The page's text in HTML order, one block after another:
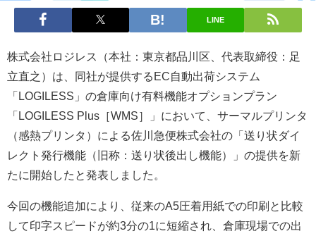
LINE
株式会社ロジレス（本社：東京都品川区、代表取締役：足
立直之）は、同社が提供するEC自動出荷システム
「LOGILESS」の倉庫向け有料機能オプションプラン
「LOGILESS Plus［WMS］」において、サーマルプリンタ
（感熱プリンタ）による佐川急便株式会社の「送り状ダイ
レクト発行機能（旧称：送り状後出し機能）」の提供を新
たに開始したと発表しました。
今回の機能追加により、従来のA5圧着用紙での印刷と比較
して印字スピードが約3分の1に短縮され、倉庫現場での出